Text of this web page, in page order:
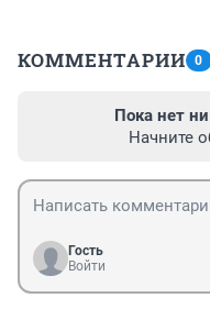
КОММЕНТАРИИ 0
Пока нет
Начните
Гость
Войти